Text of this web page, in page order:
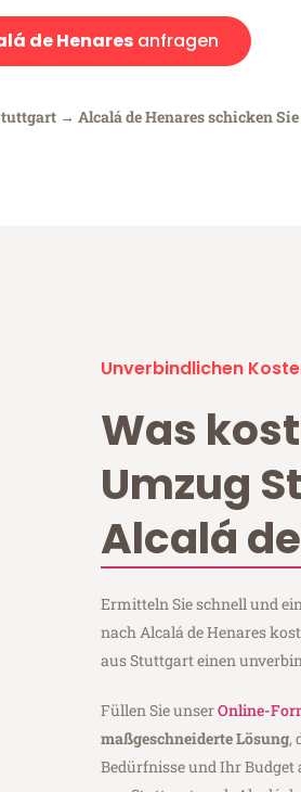
de Henares anfragen
→ Alcalá de Henares schicken
Unverbindlichen
Was
Umzug
Alcalá
Ermitteln Sie schnell und
nach Alcalá de Henares
aus Stuttgart einen
Füllen Sie unserOnline-
maßgeschneiderte Lösung,
Bedürfnisse und Ihr Budget